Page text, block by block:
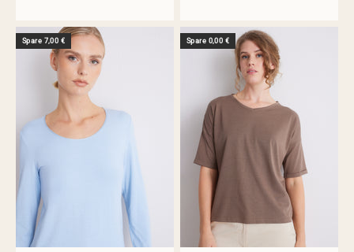
Spare 7,00 € Spare 0,00 €